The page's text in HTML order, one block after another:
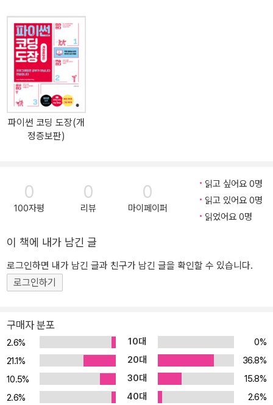
착각하기 쉬운 언어다. 온라인 심사로 꼼꼼하게 채점해서 실수를 바
로 잡는다. 의미있는 성장을 하라 학습 진척도를 통해 자신의 학습을
점검하고 성장을 체크한다. 심사문제 평균 통과율 90%! 심사를 통과
하고 성장을 확인하라! 노력하면 반드시 통과하고 성장할 수 있는 심
사문제! 10번, 20번씩 시도한 만큼 확실하게 성장한다. 학습 전용 사
이트 제공 코딩 도장(dojang.io) 사이트에서 학습 진척도, 온라인 심
사, 독자 Q&A를 제공한다. 초판 출간 이후 누적 페이지뷰 5,500만,
방문자수 1,800만을 달성! 예제 소스: https://github.com/gilbutITb
ook/006759 코딩 도장: https://dojang.io [베타테스터의 한마디]
어를 공부하는 분들이 꼭 봐야 할 책!! 기초부터 고급 기술까지 탄탄하
게 설명이 되어있습니다. 다른 C 언어 책은 어렵고 지루합니다. 하지
만 이 책은 누가 읽어도 쉽고 재미있게 C 언어를 배울 수 있습니다.
많은 C 언어 책을 봤지만, 이 책처럼 이해하기 쉬운 책은 없었습니다.
해결될 것입니다. 이 책은 C 언어를 다시 공부하시고 싶으신 분, 기초
를 확실히 잡고 싶으신 분과 재미있게 공부 하고 싶으신 분들께 추천
재미있었습니다. C 언어도 프로그래밍도 처음이었는데도 하나하나
배우고 문제를 푸는 데 무엇보다 '재미'가 있었습니다. 쉬운 부분도 있
었고 어려운 부분도 있었는데 문제를 통해 새로운 방향으로 생각할
수 있어 신선했습니다. 그냥 글자만 읽는 것이 아니라 직접 생각하고
코드를 입력하는 과정이 재미있었던 것 같습니다. 이원희 | 30대 강
좌 내용도 지루하지 않았고 이해하기 쉽습니다. 제어 흐름, 데이터 구
파이썬 코딩 도장(개
정증보판)
0
100자평
0
리뷰
0
마이페이퍼
읽고 싶어요 0명
읽고 있어요 0명
읽었어요 0명
이 책에 내가 남긴 글
로그인하면 내가 남긴 글과 친구가 남긴 글을 확인할 수 있습니다.
로그인하기
구매자 분포
2.6% 10대
0%
21.1%
20대
36.8%
10.5%
30대
15.8%
2.6%
40대
2.6%